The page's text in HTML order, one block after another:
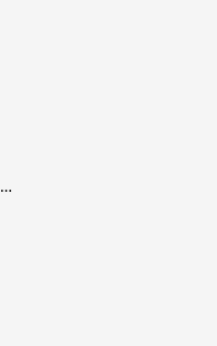
Préparation offroad - aller hors-pistes